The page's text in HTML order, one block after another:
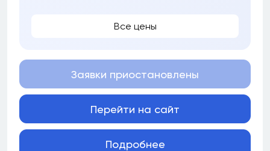
Все цены
Заявки приостановлены
Перейти на сайт
Подробнее